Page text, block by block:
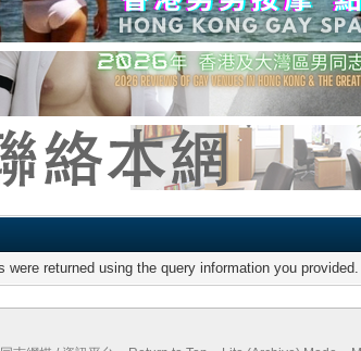
were returned using the query information you